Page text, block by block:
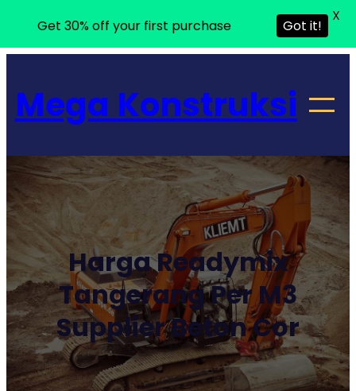
konten
Mega Konstruksi
Harga Readymix
Tangerang Per M3
Supplier Beton Cor
Get 30% off your first purchase Got it!
X